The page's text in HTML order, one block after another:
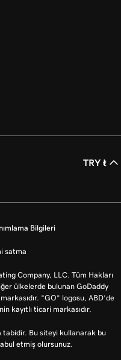
TRY ₺
Bilgileri
satma
Company, LLC. Tüm Hakları
ülkelerde bulunan GoDaddy
“GO” logosu, ABD’de
kayıtlı ticari markasıdır.
tabidir. Bu siteyi kullanarak bu
etmiş olursunuz.